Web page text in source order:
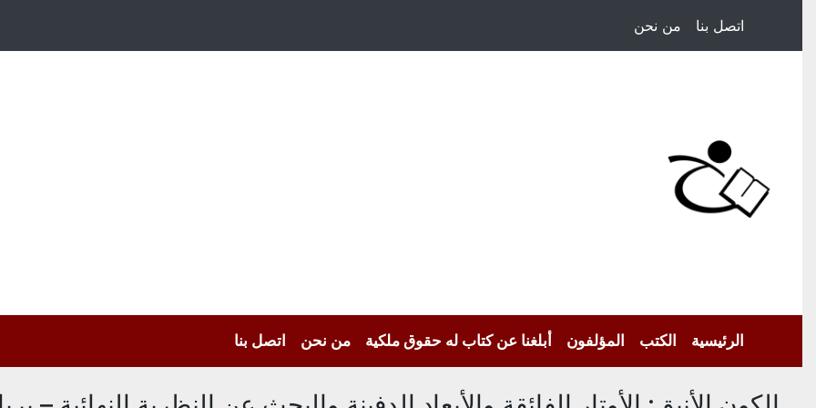
اتصل بنا من نحن
الرئيسية الكتب المؤلفون أبلغنا عن كتاب له حقوق ملكية من نحن اتصل بنا